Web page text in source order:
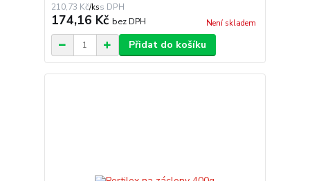
210,73 Kč/ks
174,16 Kč bez DPH Není skladem
Přidat do košíku